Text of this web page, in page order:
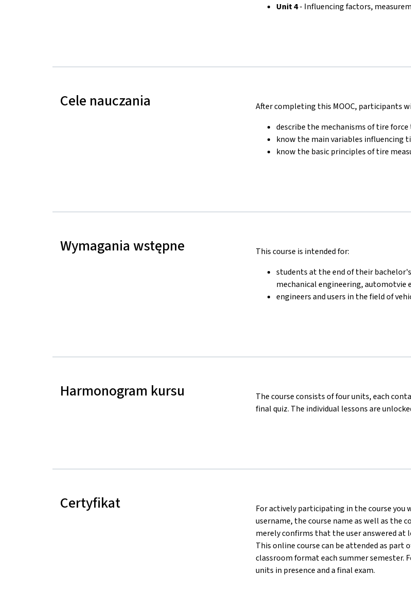
Unit 4- Influencing factors,
Cele nauczania
After completing this MOOC, participants
describe the mechanisms of tire
know the main variables influencing
know the basic principles of tire
Wymagania wstępne
This course is intended for:
students at the end of their
mechanical engineering, automotvie
engineers and users in the field of
Harmonogram kursu
The course consists of four units, each
final quiz. The individual lessons are
Certyfikat
For actively participating in the course you
username, the course name as well as
merely confirms that the user answered at
This online course can be attended as part
classroom format each summer semester.
units in presence and a final exam.